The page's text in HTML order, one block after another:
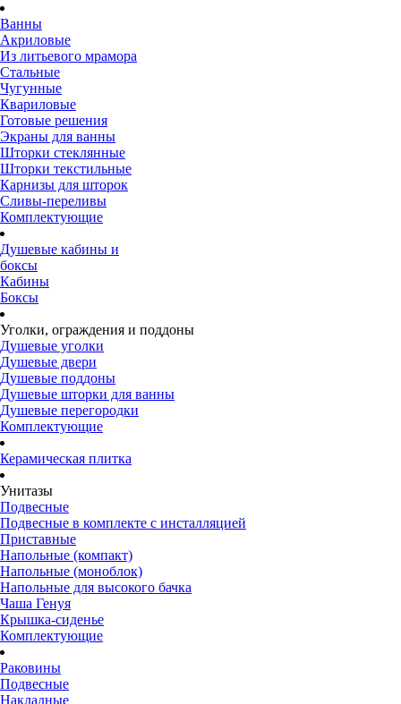
Ванны
Акриловые
Из литьевого мрамора
Стальные
Чугунные
Квариловые
Готовые решения
Экраны для ванны
Шторки стеклянные
Шторки текстильные
Карнизы для шторок
Сливы-переливы
Комплектующие
Душевые кабины и
боксы
Кабины
Боксы
Уголки, ограждения и поддоны
Душевые уголки
Душевые двери
Душевые поддоны
Душевые шторки для ванны
Душевые перегородки
Комплектующие
Керамическая плитка
Унитазы
Подвесные
Подвесные в комплекте с инсталляцией
Приставные
Напольные (компакт)
Напольные (моноблок)
Напольные для высокого бачка
Чаша Генуя
Крышка-сиденье
Комплектующие
Раковины
Подвесные
Накладные